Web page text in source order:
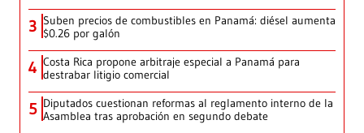
3 Suben precios de combustibles en Panamá: diésel aumenta
$0.26 por galón
4 Costa Rica propone arbitraje especial a Panamá para
destrabar litigio comercial
5 Diputados cuestionan reformas al reglamento interno de la
Asamblea tras aprobación en segundo debate